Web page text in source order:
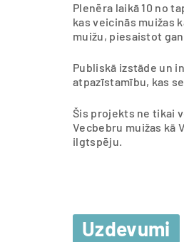
Plenēra laikā 10 no
kas veicinās muižas
muižu, piesaistot
Publiskā izstāde un
atpazīstamību, kas
Šis projekts ne tikai
Vecbebru muižas kā
ilgtspēju.
Uzdevumi